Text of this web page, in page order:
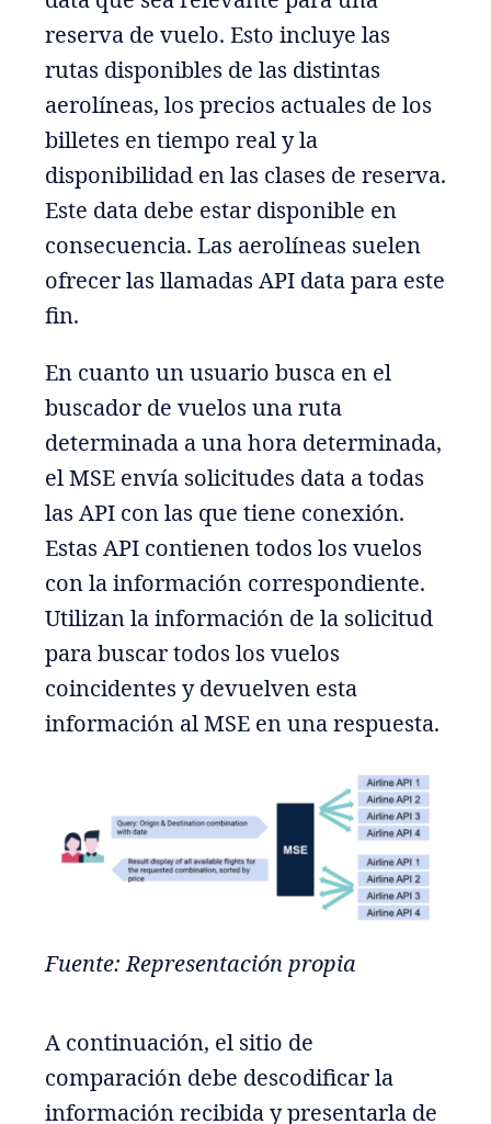
reserva de vuelo. Esto incluye las
rutas disponibles de las distintas
aerolíneas, los precios actuales de los
billetes en tiempo real y la
disponibilidad en las clases de reserva.
Este data debe estar disponible en
consecuencia. Las aerolíneas suelen
ofrecer las llamadas API data para este
fin.
En cuanto un usuario busca en el
buscador de vuelos una ruta
determinada a una hora determinada,
el MSE envía solicitudes data a todas
las API con las que tiene conexión.
Estas API contienen todos los vuelos
con la información correspondiente.
Utilizan la información de la solicitud
para buscar todos los vuelos
coincidentes y devuelven esta
información al MSE en una respuesta.
Fuente: Representación propia
A continuación, el sitio de
comparación debe descodificar la
información recibida y presentarla de